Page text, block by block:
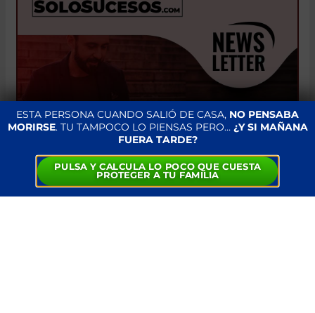
ESTA PERSONA CUANDO SALIÓ DE CASA, NO PENSABA
MORIRSE. TU TAMPOCO LO PIENSAS PERO… ¿Y SI MAÑANA
FUERA TARDE?
PULSA Y CALCULA LO POCO QUE CUESTA
PROTEGER A TU FAMILIA